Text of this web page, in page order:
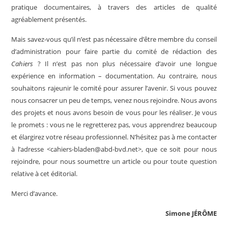
pratique documentaires, à travers des articles de qualité
agréablement présentés.
Mais savez-vous qu’il n’est pas nécessaire d’être membre du conseil
d’administration pour faire partie du comité de rédaction des
Cahiers ? Il n’est pas non plus nécessaire d’avoir une longue
expérience en information – documentation. Au contraire, nous
souhaitons rajeunir le comité pour assurer l’avenir. Si vous pouvez
nous consacrer un peu de temps, venez nous rejoindre. Nous avons
des projets et nous avons besoin de vous pour les réaliser. Je vous
le promets : vous ne le regretterez pas, vous apprendrez beaucoup
et élargirez votre réseau professionnel. N’hésitez pas à me contacter
à l’adresse <cahiers-bladen@abd-bvd.net>, que ce soit pour nous
rejoindre, pour nous soumettre un article ou pour toute question
relative à cet éditorial.
Merci d’avance.
Simone JÉRÔME